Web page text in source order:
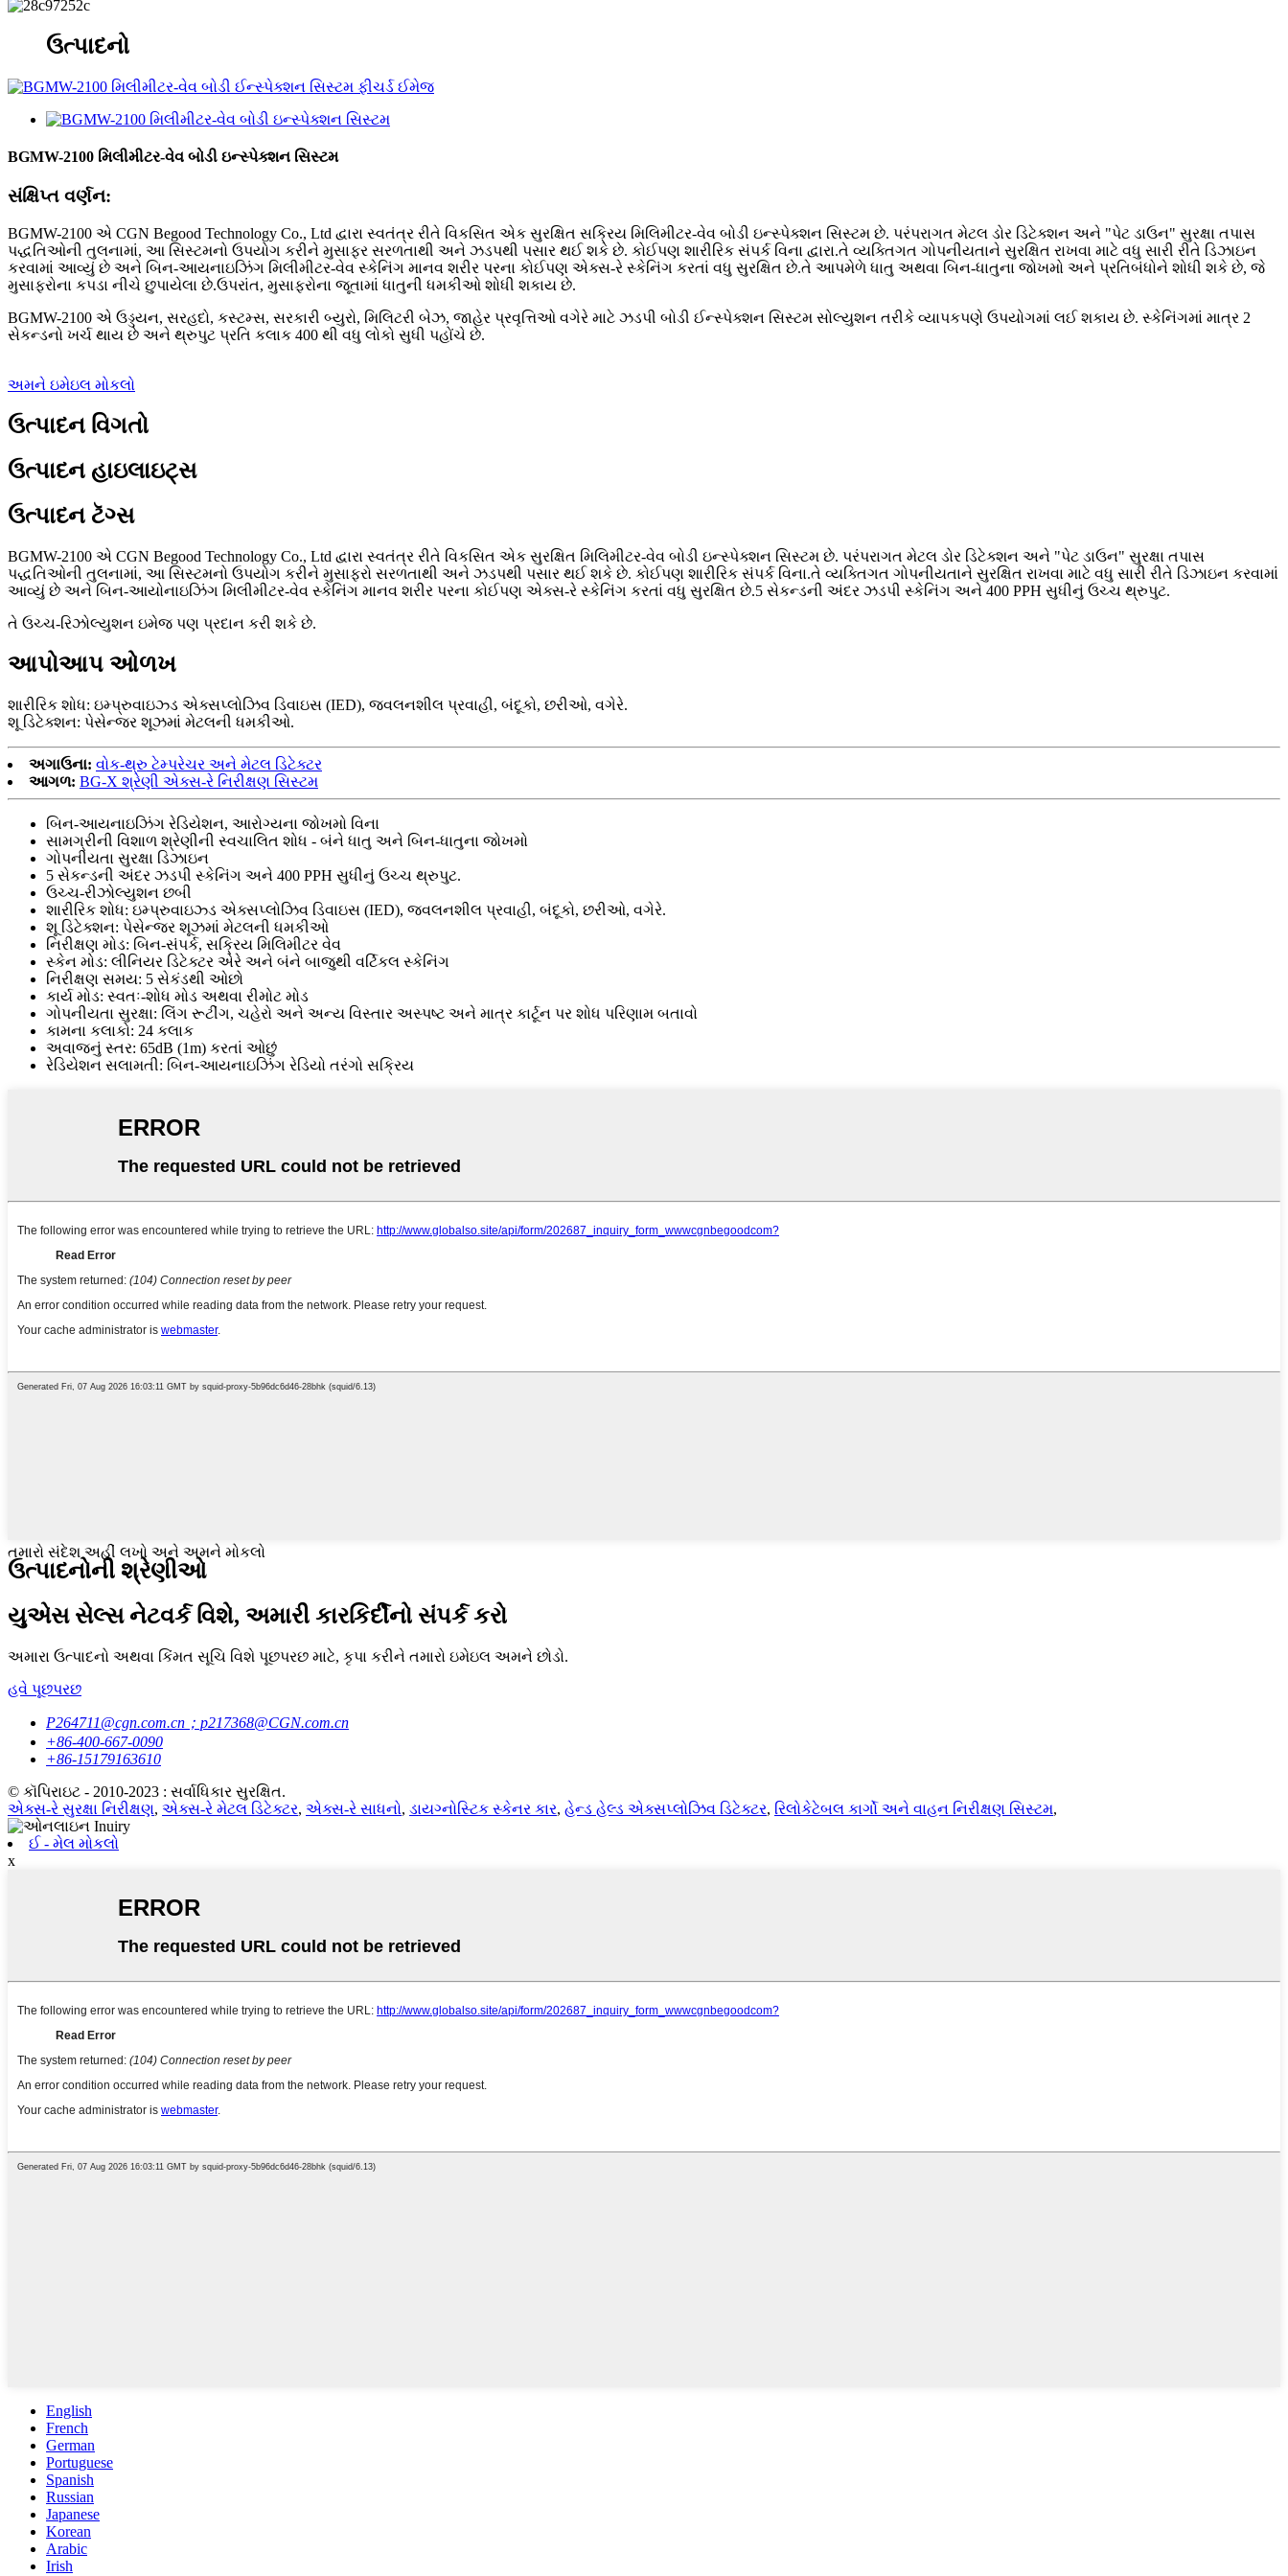
ઉત્પાદનો
BGMW-2100 મિલીમીટર-વેવ બોડી ઇન્સ્પેક્શન સિસ્ટમ
સંક્ષિપ્ત વર્ણન:
BGMW-2100 એ CGN Begood Technology Co., Ltd દ્વારા સ્વતંત્ર રીતે વિકસિત એક સુરક્ષિત સક્રિય મિલિમીટર-વેવ બોડી ઇન્સ્પેક્શન સિસ્ટમ છે. પરંપરાગત મેટલ ડોર ડિટેક્શન અને "પેટ ડાઉન" સુરક્ષા તપાસ
પદ્ધતિઓની તુલનામાં, આ સિસ્ટમનો ઉપયોગ કરીને મુસાફર સરળતાથી અને ઝડપથી પસાર થઈ શકે છે. કોઈપણ શારીરિક સંપર્ક વિના દ્વારા.તે વ્યક્તિગત ગોપનીયતાને સુરક્ષિત રાખવા માટે વધુ સારી રીતે ડિઝાઇન
કરવામાં આવ્યું છે અને બિન-આયનાઇઝિંગ મિલીમીટર-વેવ સ્કેનિંગ માનવ શરીર પરના કોઈપણ એક્સ-રે સ્કેનિંગ કરતાં વધુ સુરક્ષિત છે.તે આપમેળે ધાતુ અથવા બિન-ધાતુના જોખમો અને પ્રતિબંધોને શોધી શકે છે, જે
મુસાફરોના કપડા નીચે છુપાયેલા છે.ઉપરાંત, મુસાફરોના જૂતામાં ધાતુની ધમકીઓ શોધી શકાય છે.
BGMW-2100 એ ઉડ્ડયન, સરહદો, કસ્ટમ્સ, સરકારી બ્યુરો, મિલિટરી બેઝ, જાહેર પ્રવૃત્તિઓ વગેરે માટે ઝડપી બોડી ઈન્સ્પેક્શન સિસ્ટમ સોલ્યુશન તરીકે વ્યાપકપણે ઉપયોગમાં લઈ શકાય છે. સ્કેનિંગમાં માત્ર 2
સેકન્ડનો ખર્ચ થાય છે અને થ્રુપુટ પ્રતિ કલાક 400 થી વધુ લોકો સુધી પહોંચે છે.
અમને ઇમેઇલ મોકલો
ઉત્પાદન વિગતો
ઉત્પાદન હાઇલાઇટ્સ
ઉત્પાદન ટૅગ્સ
BGMW-2100 એ CGN Begood Technology Co., Ltd દ્વારા સ્વતંત્ર રીતે વિકસિત એક સુરક્ષિત મિલિમીટર-વેવ બોડી ઇન્સ્પેક્શન સિસ્ટમ છે. પરંપરાગત મેટલ ડોર ડિટેક્શન અને "પેટ ડાઉન" સુરક્ષા તપાસ
પદ્ધતિઓની તુલનામાં, આ સિસ્ટમનો ઉપયોગ કરીને મુસાફરો સરળતાથી અને ઝડપથી પસાર થઈ શકે છે. કોઈપણ શારીરિક સંપર્ક વિના.તે વ્યક્તિગત ગોપનીયતાને સુરક્ષિત રાખવા માટે વધુ સારી રીતે ડિઝાઇન કરવામાં
આવ્યું છે અને બિન-આયોનાઇઝિંગ મિલીમીટર-વેવ સ્કેનિંગ માનવ શરીર પરના કોઈપણ એક્સ-રે સ્કેનિંગ કરતાં વધુ સુરક્ષિત છે.5 સેકન્ડની અંદર ઝડપી સ્કેનિંગ અને 400 PPH સુધીનું ઉચ્ચ થ્રુપુટ.
તે ઉચ્ચ-રિઝોલ્યુશન ઇમેજ પણ પ્રદાન કરી શકે છે.
આપોઆપ ઓળખ
શારીરિક શોધ: ઇમ્પ્રુવાઇઝ્ડ એક્સપ્લોઝિવ ડિવાઇસ (IED), જ્વલનશીલ પ્રવાહી, બંદૂકો, છરીઓ, વગેરે.
શૂ ડિટેક્શન: પેસેન્જર શૂઝમાં મેટલની ધમકીઓ.
અગાઉના: વોક-થ્રુ ટેમ્પરેચર અને મેટલ ડિટેક્ટર
આગળ: BG-X શ્રેણી એક્સ-રે નિરીક્ષણ સિસ્ટમ
બિન-આયનાઇઝિંગ રેડિયેશન, આરોગ્યના જોખમો વિના
સામગ્રીની વિશાળ શ્રેણીની સ્વચાલિત શોધ - બંને ધાતુ અને બિન-ધાતુના જોખમો
ગોપનીયતા સુરક્ષા ડિઝાઇન
5 સેકન્ડની અંદર ઝડપી સ્કેનિંગ અને 400 PPH સુધીનું ઉચ્ચ થ્રુપુટ.
ઉચ્ચ-રીઝોલ્યુશન છબી
શારીરિક શોધ: ઇમ્પ્રુવાઇઝ્ડ એક્સપ્લોઝિવ ડિવાઇસ (IED), જ્વલનશીલ પ્રવાહી, બંદૂકો, છરીઓ, વગેરે.
શૂ ડિટેક્શન: પેસેન્જર શૂઝમાં મેટલની ધમકીઓ
નિરીક્ષણ મોડ: બિન-સંપર્ક, સક્રિય મિલિમીટર વેવ
સ્કેન મોડ: લીનિયર ડિટેક્ટર એરે અને બંને બાજુથી વર્ટિકલ સ્કેનિંગ
નિરીક્ષણ સમય: 5 સેકંડથી ઓછો
કાર્ય મોડ: સ્વતઃ-શોધ મોડ અથવા રીમોટ મોડ
ગોપનીયતા સુરક્ષા: લિંગ રૂટીંગ, ચહેરો અને અન્ય વિસ્તાર અસ્પષ્ટ અને માત્ર કાર્ટૂન પર શોધ પરિણામ બતાવો
કામના કલાકો: 24 કલાક
અવાજનું સ્તર: 65dB (1m) કરતાં ઓછું
રેડિયેશન સલામતી: બિન-આયનાઇઝિંગ રેડિયો તરંગો સક્રિય
તમારો સંદેશ અહીં લખો અને અમને મોકલો
ઉત્પાદનોની શ્રેણીઓ
યુએસ સેલ્સ નેટવર્ક વિશે, અમારી કારકિર્દીનો સંપર્ક કરો
અમારા ઉત્પાદનો અથવા કિંમત સૂચિ વિશે પૂછપરછ માટે, કૃપા કરીને તમારો ઇમેઇલ અમને છોડો.
હવે પૂછપરછ
P264711@cgn.com.cn；p217368@CGN.com.cn
+86-400-667-0090
+86-15179163610
© કૉપિરાઇટ - 2010-2023 : સર્વાધિકાર સુરક્ષિત.
એક્સ-રે સુરક્ષા નિરીક્ષણ, એક્સ-રે મેટલ ડિટેક્ટર, એક્સ-રે સાધનો, ડાયગ્નોસ્ટિક સ્કેનર કાર, હેન્ડ હેલ્ડ એક્સપ્લોઝિવ ડિટેક્ટર, રિલોકેટેબલ કાર્ગો અને વાહન નિરીક્ષણ સિસ્ટમ,
ઈ - મેલ મોકલો
x
English
French
German
Portuguese
Spanish
Russian
Japanese
Korean
Arabic
Irish